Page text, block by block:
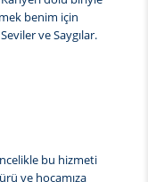
benim için
ve Saygılar.
bu hizmeti
ve hocamıza